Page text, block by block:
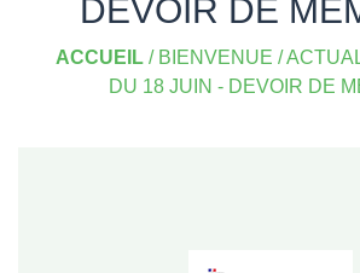
DEVOIR DE
ACCUEIL / BIENVENUE /
DU 18 JUIN - DEVOIR DE